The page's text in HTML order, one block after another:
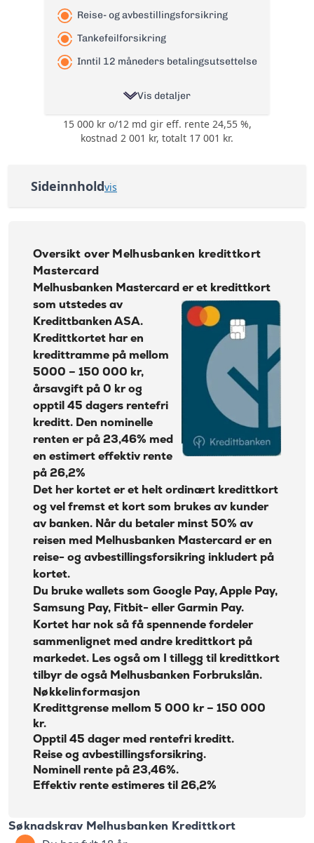
Reise- og avbestillingsforsikring
Tankefeilforsikring
Inntil 12 måneders betalingsutsettelse
Vis detaljer
Bonus:
Ingen bonuser og
rabatter
Forsikring:
Kontantuttak i
35 kr + 1% av beløp
Kontantuttak i
bank:
35 kr + 1% av beløp
Gebyr
papirfaktura:
45 kr
Valutapåslag:
Purregebyr:
35 kr
Overtrekksgebyr:
Erstatningskort:
0 kr
Les mer om Ikano Visa
15 000 kr o/12 md gir eff. rente 24,55 %,
kostnad 2 001 kr, totalt 17 001 kr.
Sideinnholdvis
Søknadskrav Melhusbanken Kredittkort
Slik fungerer Melhusbanken Kredittkort
Wallets - koble kortet til Google og Samsung Pay
Reiseforsikring med Melhusbanken Kredittkort
Mastercard
ID-tyveriforsikring kan kjøpes
Beregn kostnadene dine med Melhusbanken
Mastercard
Fordeler med Melhusbanken Kredittkort
Ulemper
Hvordan står seg Melhusbanken Kredittkort
sammenlignet med andre kredittkort?
Ofte stilte spørsmål
Melhusbanken Kredittkort Mastercard priser
Om Melhusbanken
Oversikt over Melhusbanken kredittkort
Mastercard
Melhusbanken Mastercard er et kredittkort
som utstedes av
Kredittbanken ASA.
Kredittkortet har en
kredittramme på mellom
5000 – 150 000 kr,
årsavgift på 0 kr og
opptil 45 dagers rentefri
kreditt. Den nominelle
renten er på 23,46% med
en estimert effektiv rente
på 26,2%
Det her kortet er et helt ordinært kredittkort
og vel fremst et kort som brukes av kunder
av banken. Når du betaler minst 50% av
reisen med Melhusbanken Mastercard er en
reise- og avbestillingsforsikring inkludert på
kortet.
Du bruke wallets som Google Pay, Apple Pay,
Samsung Pay, Fitbit- eller Garmin Pay.
Kortet har nok så få spennende fordeler
sammenlignet med andre kredittkort på
markedet. Les også om I tillegg til kredittkort
tilbyr de også Melhusbanken Forbrukslån.
Nøkkelinformasjon
Kredittgrense mellom 5 000 kr – 150 000
kr.
Opptil 45 dager med rentefri kreditt.
Reise og avbestillingsforsikring.
Nominell rente på 23,46%.
Effektiv rente estimeres til 26,2%
Søknadskrav Melhusbanken Kredittkort